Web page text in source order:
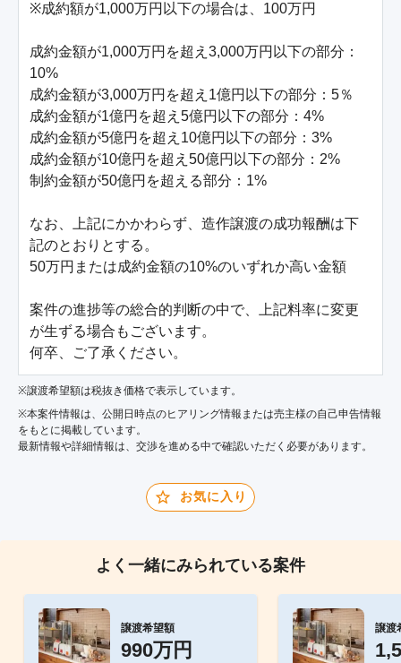
※成約額が1,000万円以下の場合は、100万円
成約金額が1,000万円を超え3,000万円以下の部分：
10%
成約金額が3,000万円を超え1億円以下の部分：5％
成約金額が1億円を超え5億円以下の部分：4%
成約金額が5億円を超え10億円以下の部分：3%
成約金額が10億円を超え50億円以下の部分：2%
制約金額が50億円を超える部分：1%
なお、上記にかかわらず、造作譲渡の成功報酬は下
記のとおりとする。
50万円または成約金額の10%のいずれか高い金額
案件の進捗等の総合的判断の中で、上記料率に変更
が生ずる場合もございます。
何卒、ご了承ください。
※譲渡希望額は税抜き価格で表示しています。
※本案件情報は、公開日時点のヒアリング情報または売主様の自己申告情報
をもとに掲載しています。
最新情報や詳細情報は、交渉を進める中で確認いただく必要があります。
お気に入り
よく一緒にみられている案件
譲渡希望額
990万円
譲渡